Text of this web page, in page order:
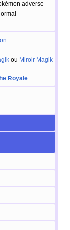
adverse
ou Miroir Magik
Royale